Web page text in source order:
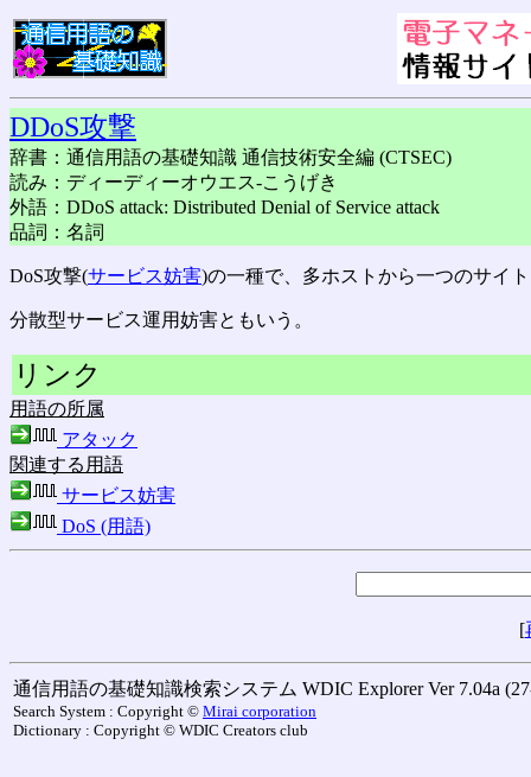
DDoS攻撃
辞書：通信用語の基礎知識 通信技術安全編 (CTSEC)
読み：ディーディーオウエス-こうげき
外語：DDoS attack: Distributed Denial of Service attack
品詞：名詞
DoS攻撃(サービス妨害)の一種で、多ホストから一つのサイ
分散型サービス運用妨害ともいう。
リンク
用語の所属
アタック
関連する用語
サービス妨害
DoS (用語)
[
通信用語の基礎知識検索システム WDIC Explorer Ver 7.04a
Search System : Copyright © Mirai corporation
Dictionary : Copyright © WDIC Creators club